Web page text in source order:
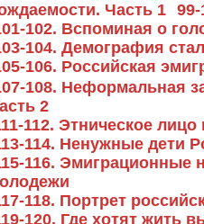
Часть 1
102. Вспоминая о
104. Демография
106. Российская
108. Неформальная
2
112. Этническое
114. Ненужные дети
116. Эмиграционные
118. Портрет
120. Где хотят жить